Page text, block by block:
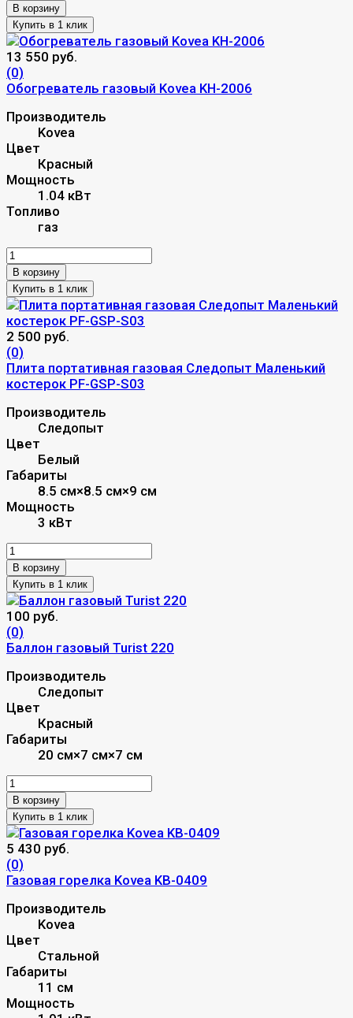
В корзину
13 550 руб.
(0)
Обогреватель газовый Kovea KH-2006
Производитель
Kovea
Цвет
Красный
Мощность
1.04 кВт
Топливо
газ
В корзину
2 500 руб.
(0)
Плита портативная газовая Следопыт Маленький
костерок PF-GSP-S03
Производитель
Следопыт
Цвет
Белый
Габариты
8.5 см×8.5 см×9 см
Мощность
3 кВт
В корзину
100 руб.
(0)
Баллон газовый Turist 220
Производитель
Следопыт
Цвет
Красный
Габариты
20 см×7 см×7 см
В корзину
5 430 руб.
(0)
Газовая горелка Kovea KB-0409
Производитель
Kovea
Цвет
Стальной
Габариты
11 см
Мощность